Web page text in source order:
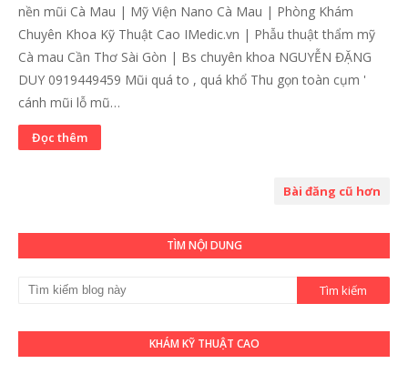
nền mũi Cà Mau | Mỹ Viện Nano Cà Mau | Phòng Khám
Chuyên Khoa Kỹ Thuật Cao IMedic.vn | Phẫu thuật thẩm mỹ
Cà mau Cần Thơ Sài Gòn | Bs chuyên khoa NGUYỄN ĐẶNG
DUY 0919449459 Mũi quá to , quá khổ Thu gọn toàn cụm '
cánh mũi lỗ mũ…
Đọc thêm
Bài đăng cũ hơn
TÌM NỘI DUNG
KHÁM KỸ THUẬT CAO